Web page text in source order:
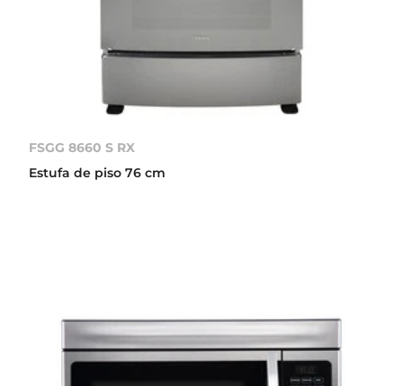
FSGG 8660 S RX
Estufa de piso 76 cm